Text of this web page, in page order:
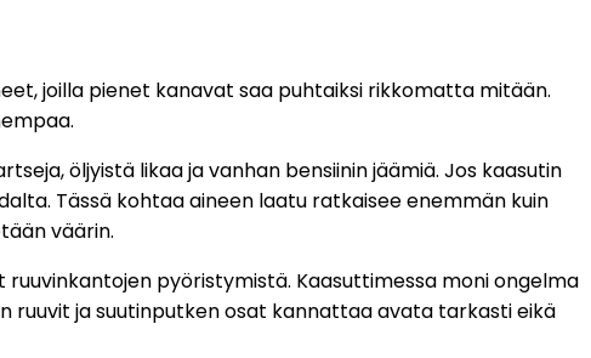
joilla pienet kanavat saa puhtaiksi rikkomatta mitään.
öljyistä likaa ja vanhan bensiinin jäämiä. Jos kaasutin
Tässä kohtaa aineen laatu ratkaisee enemmän kuin
väärin.
pyöristymistä. Kaasuttimessa moni ongelma
ruuvit ja suutinputken osat kannattaa avata tarkasti eikä